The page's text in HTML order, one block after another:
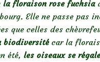
la floraison rose fuchsia
Elle ne passe pas
que celles des
biodiversitécar la
été, les oiseaux se